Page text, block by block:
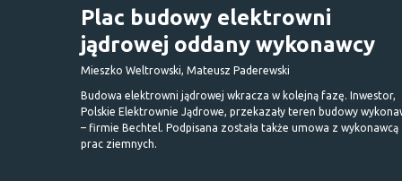
Plac budowy elektrowni
jądrowej oddany wykonawcy
Mieszko Weltrowski, Mateusz Paderewski
Budowa elektrowni jądrowej wkracza w kolejną fazę. Inwestor,
Polskie Elektrownie Jądrowe, przekazały teren budowy
– firmie Bechtel. Podpisana została także umowa z wykonawcą
prac ziemnych.